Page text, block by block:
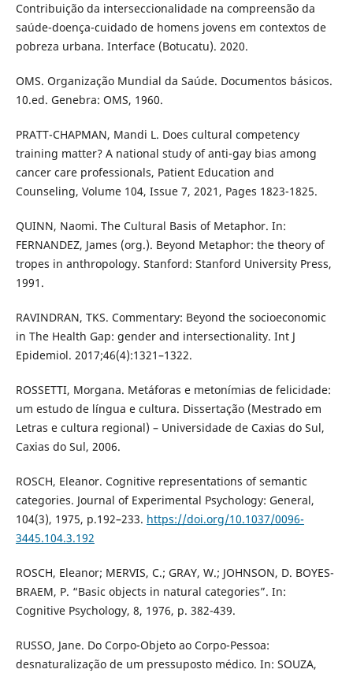
Contribuição da interseccionalidade na compreensão da
saúde-doença-cuidado de homens jovens em contextos de
pobreza urbana. Interface (Botucatu). 2020.
OMS. Organização Mundial da Saúde. Documentos básicos.
10.ed. Genebra: OMS, 1960.
PRATT-CHAPMAN, Mandi L. Does cultural competency
training matter? A national study of anti-gay bias among
cancer care professionals, Patient Education and
Counseling, Volume 104, Issue 7, 2021, Pages 1823-1825.
QUINN, Naomi. The Cultural Basis of Metaphor. In:
FERNANDEZ, James (org.). Beyond Metaphor: the theory of
tropes in anthropology. Stanford: Stanford University Press,
1991.
RAVINDRAN, TKS. Commentary: Beyond the socioeconomic
in The Health Gap: gender and intersectionality. Int J
Epidemiol. 2017;46(4):1321–1322.
ROSSETTI, Morgana. Metáforas e metonímias de felicidade:
um estudo de língua e cultura. Dissertação (Mestrado em
Letras e cultura regional) – Universidade de Caxias do Sul,
Caxias do Sul, 2006.
ROSCH, Eleanor. Cognitive representations of semantic
categories. Journal of Experimental Psychology: General,
104(3), 1975, p.192–233. https://doi.org/10.1037/0096-
3445.104.3.192
ROSCH, Eleanor; MERVIS, C.; GRAY, W.; JOHNSON, D. BOYES-
BRAEM, P. “Basic objects in natural categories”. In:
Cognitive Psychology, 8, 1976, p. 382-439.
RUSSO, Jane. Do Corpo-Objeto ao Corpo-Pessoa:
desnaturalização de um pressuposto médico. In: SOUZA,